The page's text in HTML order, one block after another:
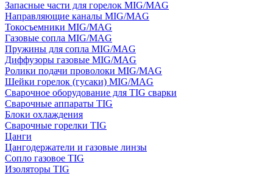
Запасные части для горелок MIG/MAG
Направляющие каналы MIG/MAG
Токосъемники MIG/MAG
Газовые сопла MIG/MAG
Пружины для сопла MIG/MAG
Диффузоры газовые MIG/MAG
Ролики подачи проволоки MIG/MAG
Шейки горелок (гусаки) MIG/MAG
Сварочное оборудование для TIG сварки
Сварочные аппараты TIG
Блоки охлаждения
Сварочные горелки TIG
Цанги
Цангодержатели и газовые линзы
Сопло газовое TIG
Изоляторы TIG